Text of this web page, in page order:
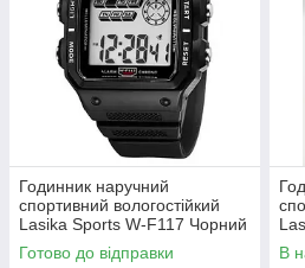
Годинник наручний
спортивний вологостійкий
Lasika Sports W-F117 Чорний
( код: IBW877B )
Готово до відправки В